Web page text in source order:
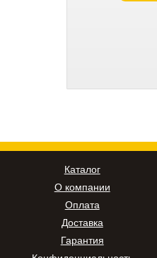
Каталог
О компании
Оплата
Доставка
Гарантия